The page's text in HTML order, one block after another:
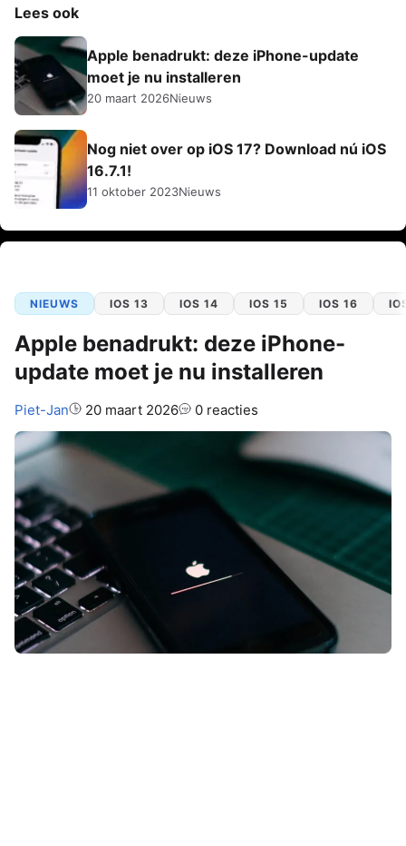
Lees ook
Apple benadrukt: deze iPhone-update
moet je nu installeren
20 maart 2026Nieuws
Nog niet over op iOS 17? Download nú iOS
16.7.1!
11 oktober 2023Nieuws
NIEUWS IOS 13 IOS 14 IOS 15 IOS 16
Apple benadrukt: deze iPhone-
update moet je nu installeren
Auteur:
Piet-Jan 20 maart 2026 0 reacties